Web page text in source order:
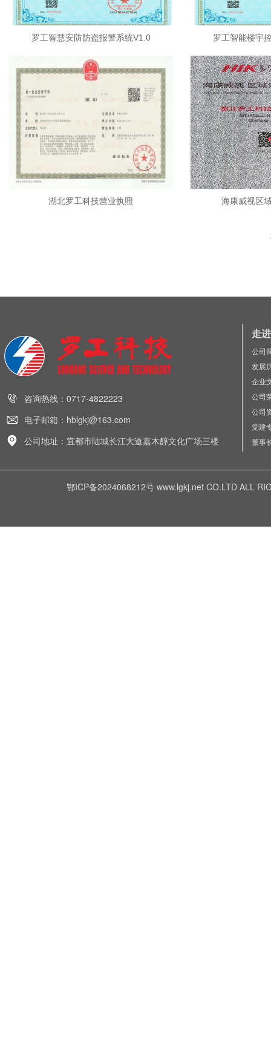
罗工智慧安防防盗报警系统V1.0 罗工智能楼宇
湖北罗工科技营业执照 海康威视区
咨询热线：0717-4822223
电子邮箱：hblgkj@163.com
公司地址：宜都市陆城长江大道嘉木醇文化广场三楼
走
公司
发展
企业
公司
公司
党建
董事
鄂ICP备2024068212号 www.lgkj.net CO.LTD ALL